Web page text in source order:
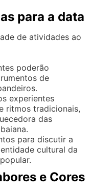
para a data
de atividades ao
poderão
de
experientes
ritmos tradicionais,
das
para discutir a
cultural da
e Cores